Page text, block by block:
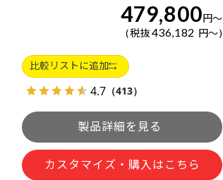
479,800円～
税抜 436,182 円～
比較リストに追加
4.7 （413）
カスタマイズ・購入はこちら